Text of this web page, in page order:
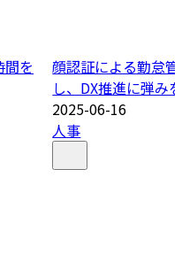
を
顔認証による勤怠
し、DX推進に弾み
2025-06-16
人事